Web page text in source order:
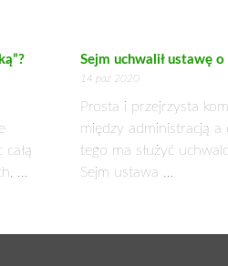
…
Sejm uchwalił ustawę
14 paź 2020
Prosta i przejrzysta
między administracją
tego ma służyć
Sejm ustawa …